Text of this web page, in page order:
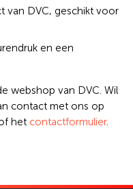
van DVC, geschikt voor
en een
webshop van DVC. Wil
contact met ons op
het contactformulier.